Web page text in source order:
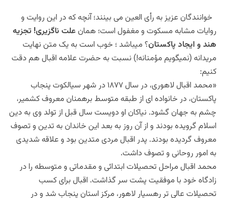
خوانندگان عزیز به رأی العین می بینند؛ آنچه که در این روایت و
روایات مشابه مسکوت و مغفول است؛ همان علت ناگزیری! تجزیه
هند و ایجاد پاکستان؟ میباشد ؛ خوب است به یک متن نهایت
مریدانه (نمیگویم مؤمنانه!) نسبت به حضرت علامه اقبال هم دقت
کنیم:
«محمد اقبال لاهوری، در سال ۱۸۷۷ در شهر سیالکوت پنجاب
پاکستان، در خانواده ای از طبقه متوسط برهمنان معروف کشمیر،
چشم به جهان گشود. نیاکان او دویست سال قبل از تولد وی به دین
اسلام گرویده بودند و از آن روز به بعد این خاندان به تدین و تصوف
معروف گردیده بودند. پدر اقبال مردی متدین بود و علاقه شدیدی
به امور روحانی و تصوف داشت.
محمد اقبال مراحل تحصیلات ابتدائی و مقدماتی و متوسطه را در
زادگاه خود با موفقیت پشت سر گذاشت. اقبال برای کسب
تحصیلات عالی تر رهسپار لاهور، مرکز استان پنجاب شد و در